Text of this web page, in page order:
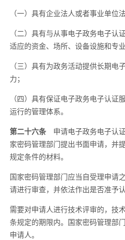
（一）具有企业法人或者事业单位
（二）具有与从事电子政务电子认
适应的资金、场所、设备设施和专业
（三）具有为政务活动提供长期电
力；
（四）具有保证电子政务电子认证
运行的管理体系。
第二十六条 申请电子政务电子认
家密码管理部门提出书面申请，并
规定条件的材料。
国家密码管理部门应当自受理申请
请进行审查，并依法作出是否准予认
需要对申请人进行技术评审的，技
条规定的期限内。国家密码管理部
申请人。